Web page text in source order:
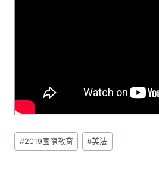
Post
Tags:
#2019國際教育 #英法